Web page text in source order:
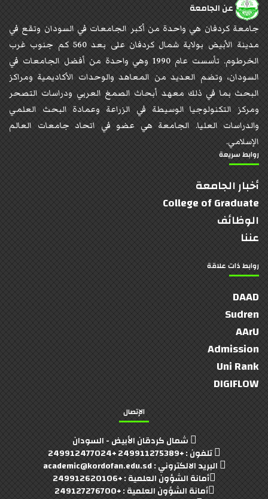
عن الجامعة
جامعة كردفان هي واحدة من أكبر الجامعات في السودان وتقع في
مدينة الأبيض بولاية شمال كردفان على بعد 560 كم جنوب غرب
الخرطوم. تأسست عام 1990 وهي واحدة من أفضل الجامعات في
السودان، وتضم العديد من المعاهد والوحدات الأكاديمية ومراكز
البحث بما في ذلك معهد أبحاث الصمغ العربي ودراسات التصحر
ومركز التكنولوجيا الوسيطة في الزراعة وعمادة البحث العلمي
والدراسات العليا. الجامعة هي عضو في اتحاد جامعات العالم
الإسلامي.
روابط سريعة
أخبار الجامعة
College of Graduate
الوظائف
عننا
روابط ذات علاقة
DAAD
Sudren
AArU
Admission
Uni Rank
DIGIFLOW
الإتصال
شمال كردقان الأبيض - السودان
تلفون : +249911275389 +249912477024
البريد الالكتروني : academic@kordofan.edu.sd
أمانة الشؤون العلمية : +249912620106
أمانة الشؤون العلمية : +249127276700